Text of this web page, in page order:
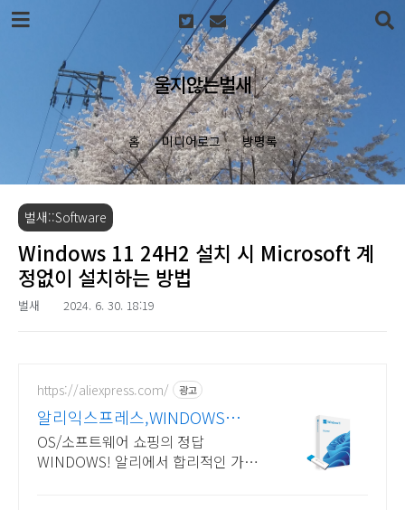
본문 바로가기
울지않는벌새
홈 미디어로그 방명록
벌새::Software
Windows 11 24H2 설치 시 Microsoft 계
정없이 설치하는 방법
벌새 2024. 6. 30. 18:19
https://aliexpress.com/ 광고
알리익스프레스,WINDOWS
Windows 알리에서!
OS/소프트웨어 쇼핑의 정답
WINDOWS! 알리에서 합리적인 가격